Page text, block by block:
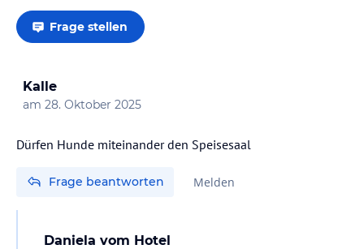
Frage stellen
Kalle
am 28. Oktober 2025
Dürfen Hunde miteinander den Speisesaal
Frage beantworten Melden
Daniela vom Hotel